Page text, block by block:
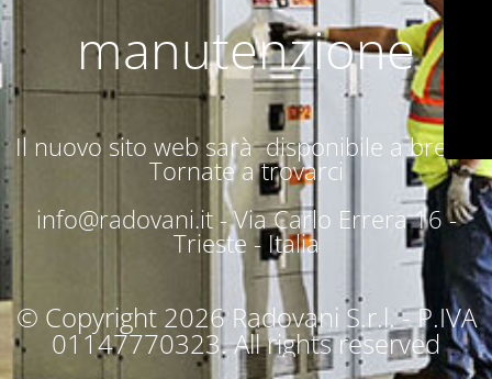
manutenzione
Il nuovo sito web sarà disponibile a breve.
Tornate a trovarci
info@radovani.it -Via Carlo Errera 16 -
Trieste - Italia
© Copyright 2026 Radovani S.r.l. - P.IVA
01147770323. All rights reserved